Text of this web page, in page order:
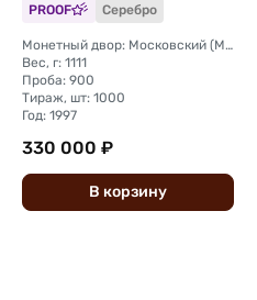
PROOF Серебро
Монетный двор: Московский (ММД)
Вес, г: 1111
Проба: 900
Тираж, шт: 1000
Год: 1997
330 000 ₽
В корзину